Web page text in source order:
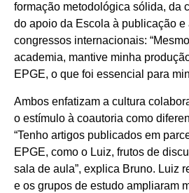
formação metodológica sólida, da
do apoio da Escola à publicação e
congressos internacionais:
academia, mantive minha
EPGE, o que foi essencial para
Ambos enfatizam a cultura
o estímulo à coautoria como
“Tenho artigos publicados em
EPGE, como o Luiz, frutos de
sala de aula”, explica Bruno. Luiz
e os grupos de estudo ampliaram